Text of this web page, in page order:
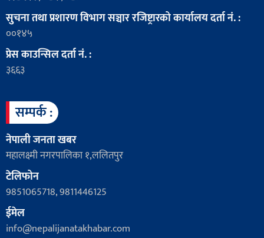
सुचना तथा प्रशारण विभाग सञ्चार रजिष्ट्रारको कार्यालय दर्ता नं. :
००१४५
प्रेस काउन्सिल दर्ता नं. :
३६६३
सम्पर्क :
नेपाली जनता खबर
महालक्ष्मी नगरपालिका १,ललितपुर
टेलिफोन
9851065718, 9811446125
ईमेल
info@nepalijanatakhabar.com